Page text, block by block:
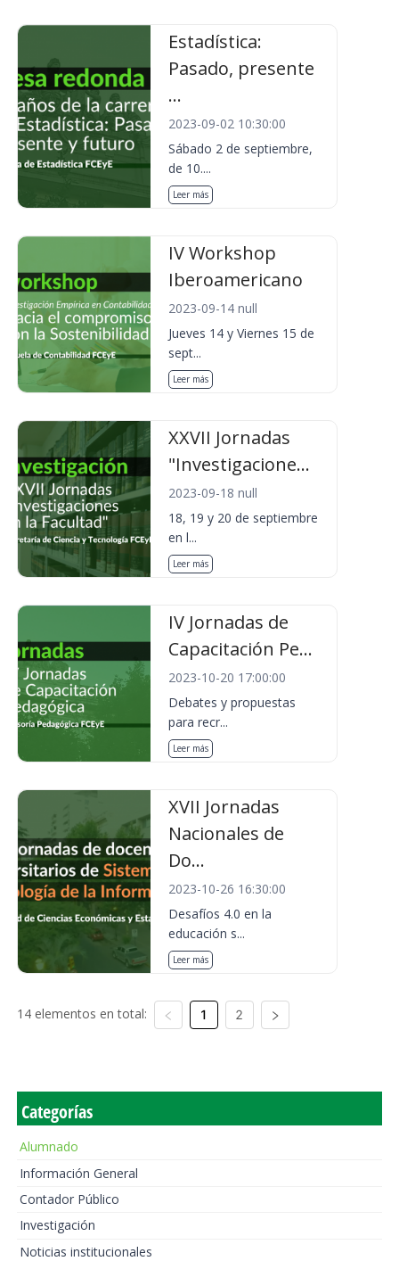
Estadística:
Pasado, presente
...
2023-09-02 10:30:00
Sábado 2 de septiembre,
de 10....
Leer más
IV Workshop
Iberoamericano
2023-09-14 null
Jueves 14 y Viernes 15 de
sept...
Leer más
XXVII Jornadas
"Investigacione...
2023-09-18 null
18, 19 y 20 de septiembre
en l...
Leer más
IV Jornadas de
Capacitación Pe...
2023-10-20 17:00:00
Debates y propuestas
para recr...
Leer más
XVII Jornadas
Nacionales de
Do...
2023-10-26 16:30:00
Desafíos 4.0 en la
educación s...
Leer más
14 elementos en total: 1 2
Categorías
Alumnado
Información General
Contador Público
Investigación
Noticias institucionales